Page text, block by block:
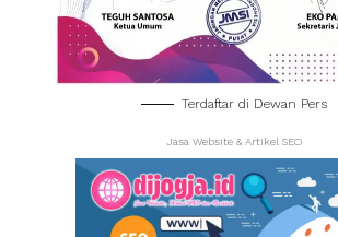
Terdaftar di Dewan Pers
Jasa Website & Artikel SEO